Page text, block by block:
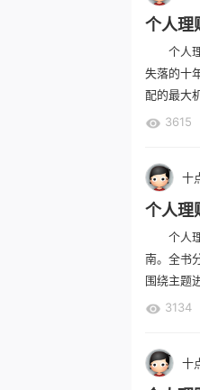
个人理
个人理
失落的十
配的最大
3615
十
个人理
个人理
南。全书
围绕主题
3134
十